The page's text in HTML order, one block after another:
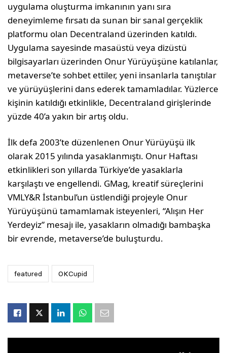
uygulama oluşturma imkanının yanı sıra
deneyimleme fırsatı da sunan bir sanal gerçeklik
platformu olan Decentraland üzerinden katıldı.
Uygulama sayesinde masaüstü veya dizüstü
bilgisayarları üzerinden Onur Yürüyüşüne katılanlar,
metaverse’te sohbet ettiler, yeni insanlarla tanıştılar
ve yürüyüşlerini dans ederek tamamladılar. Yüzlerce
kişinin katıldığı etkinlikle, Decentraland girişlerinde
yüzde 40’a yakın bir artış oldu.
İlk defa 2003’te düzenlenen Onur Yürüyüşü ilk
olarak 2015 yılında yasaklanmıştı. Onur Haftası
etkinlikleri son yıllarda Türkiye’de yasaklarla
karşılaştı ve engellendi. GMag, kreatif süreçlerini
VMLY&R İstanbul’un üstlendiği projeyle Onur
Yürüyüşünü tamamlamak isteyenleri, “Alışın Her
Yerdeyiz” mesajı ile, yasakların olmadığı bambaşka
bir evrende, metaverse’de buluşturdu.
featured OKCupid